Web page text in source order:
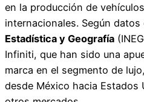
en la producción de
internacionales. Según datos
Estadística y Geografía
Infiniti, que han sido una
marca en el segmento de
desde México hacia Estados